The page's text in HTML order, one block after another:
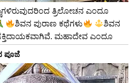
ತ್ರಿಲೋಚನ ಎಂದೂ
ಶಿವನ ಪುರಾಣ ಕಥೆಗಳು
ಶಿವನ
ಮಹಾದೇವ ಎಂದೂ
ಪೂಜೆ